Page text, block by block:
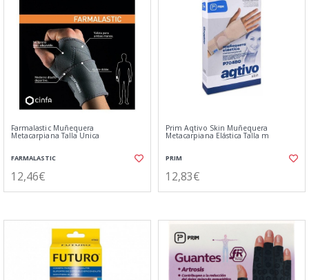
Farmalastic Muñequera
Metacarpiana Talla Unica
FARMALASTIC
12,46€
Prim Aqtivo Skin Muñequera
Metacarpiana Elástica Talla m
PRIM
12,83€